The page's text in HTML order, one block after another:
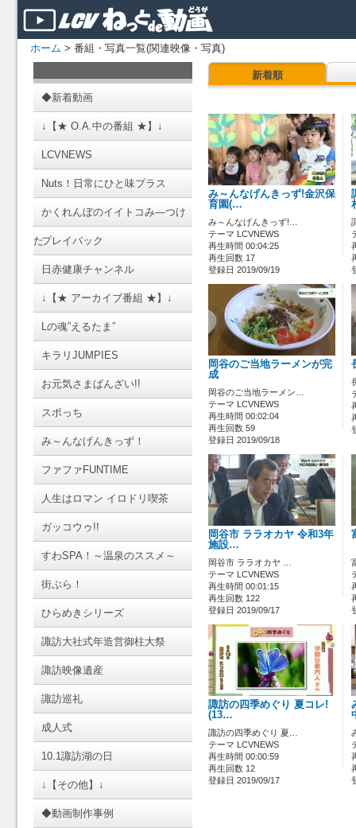
ホーム > 番組・写真一覧(関連映像・写真)
◆新着動画
↓【★ O.A.中の番組 ★】↓
LCVNEWS
Nuts！日常にひと味プラス
かくれんぼのイイトコみ―つけ
たプレイバック
日赤健康チャンネル
↓【★ アーカイブ番組 ★】↓
Lの魂”えるたま”
キラリJUMPIES
お元気さまばんざい!!
スポっち
み～んなげんきっず！
ファファFUNTIME
人生はロマン イロドリ喫茶
ガッコウゥ!!
すわSPA！～温泉のススメ～
街ぶら！
ひらめきシリーズ
諏訪大社式年造営御柱大祭
諏訪映像遺産
諏訪巡礼
成人式
10.1諏訪湖の日
↓【その他】↓
◆動画制作事例
新着順
み～んなげんきっず!金沢保
育園(…
み～んなげんきっず!…
テーマ LCVNEWS
再生時間 00:04:25
再生回数 17
登録日 2019/09/19
岡谷のご当地ラーメンが完
成
岡谷のご当地ラーメン…
テーマ LCVNEWS
再生時間 00:02:04
再生回数 59
登録日 2019/09/18
岡谷市 ララオカヤ 令和3年
施設…
岡谷市 ララオカヤ …
テーマ LCVNEWS
再生時間 00:01:15
再生回数 122
登録日 2019/09/17
諏訪の四季めぐり 夏コレ!
(13…
諏訪の四季めぐり 夏…
テーマ LCVNEWS
再生時間 00:00:59
再生回数 12
登録日 2019/09/17